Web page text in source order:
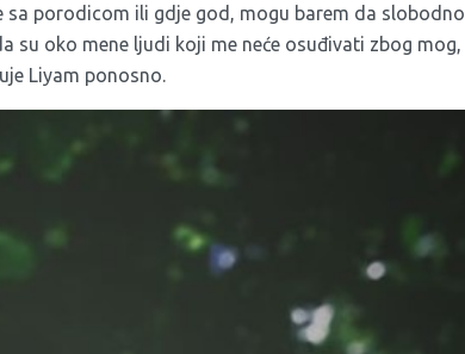
sa porodicom ili gdje god, mogu barem da slobodno
su oko mene ljudi koji me neće osuđivati zbog mog,
Liyam ponosno.